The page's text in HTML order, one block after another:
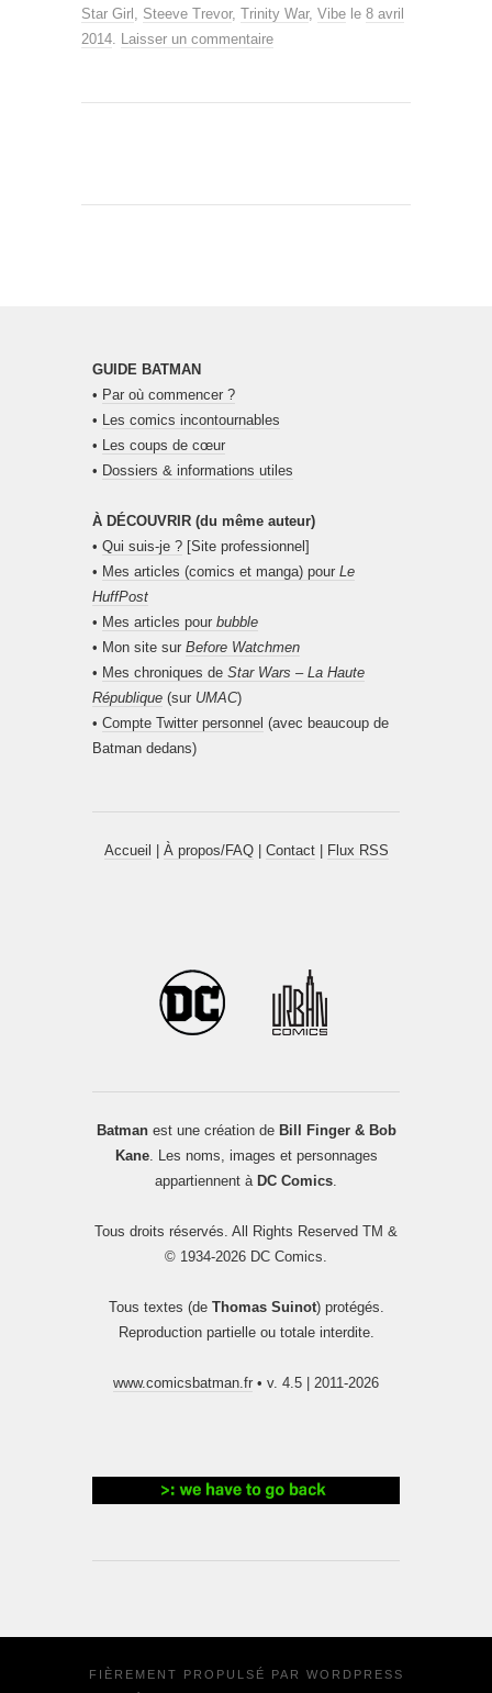
Star Girl , Steeve Trevor, Trinity War, Vibe le 8 avril
2014. Laisser un commentaire
GUIDE BATMAN
• Par où commencer ?
• Les comics incontournables
• Les coups de cœur
• Dossiers & informations utiles
À DÉCOUVRIR (du même auteur)
• Qui suis-je ? [Site professionnel]
• Mes articles (comics et manga) pour Le
HuffPost
• Mes articles pour bubble
• Mon site sur Before Watchmen
• Mes chroniques de Star Wars – La Haute
République (sur UMAC)
• Compte Twitter personnel (avec beaucoup de
Batman dedans)
Accueil À propos/FAQ| Contact| Flux RSS
Batmanest une création de Bill Finger & Bob
Kane. Les noms, images et personnages
appartiennent à DC Comics.
Tous droits réservés. All Rights Reserved TM &
© 1934-2026 DC Comics.
Tous textes (de Thomas Suinot) protégés.
Reproduction partielle ou totale interdite.
www.comicsbatman.fr • v. 4.5 | 2011-2026
FIÈREMENT PROPULSÉ PAR WORDPRESS